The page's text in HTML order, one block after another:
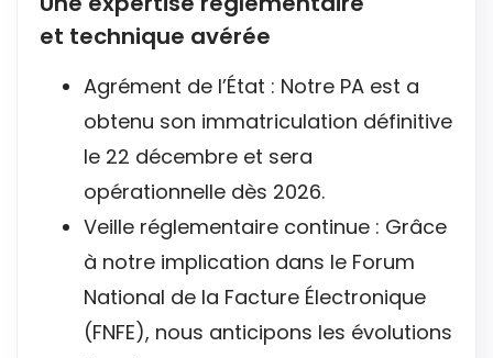
et technique avérée
Agrément de l’État : Notre PA est a
obtenu son immatriculation définitive
le 22 décembre et sera
opérationnelle dès 2026.
Veille réglementaire continue : Grâce
à notre implication dans le Forum
National de la Facture Électronique
(FNFE), nous anticipons les évolutions